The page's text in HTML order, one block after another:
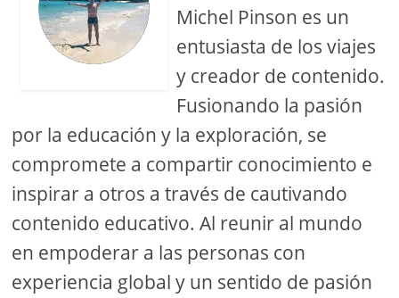
Michel Pinson es un
entusiasta de los viajes
y creador de contenido.
Fusionando la pasión
por la educación y la exploración, se
compromete a compartir conocimiento e
inspirar a otros a través de cautivando
contenido educativo. Al reunir al mundo
en empoderar a las personas con
experiencia global y un sentido de pasión